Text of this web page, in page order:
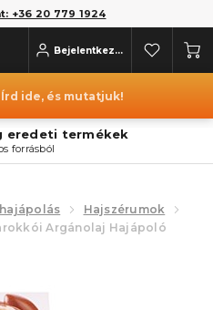
+36 20 779 1924
Bejelentkezés
ide, és mutatjuk!
eredeti termékek
forrásból
Hajszérumok
Argánolaj Hajápoló